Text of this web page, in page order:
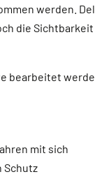
werden.
die Sichtbarkeit
bearbeitet
mit sich
Schutz